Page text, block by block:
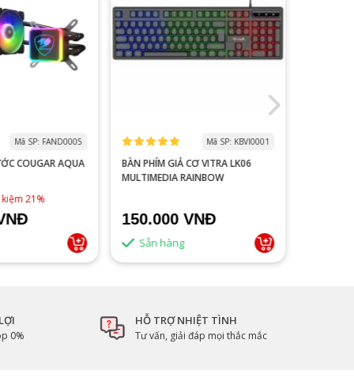
Mã SP: FAND0005
COUGAR AQUA
21%
Mã SP: KBVI0001
BÀN PHÍM GIẢ CƠ VITRA LK06
MULTIMEDIA RAINBOW
150.000 VNĐ
Sẵn hàng
0%
HỖ TRỢ NHIỆT TÌNH
Tư vấn, giải đáp mọi thắc mắc